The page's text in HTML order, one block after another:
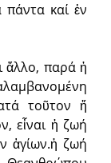
πάντα καί ἐν
ἄλλο, παρά ἡ
τοῦτον ἤ
εἶναι ἡ ζωή
ἁγίων.ἡ ζωή